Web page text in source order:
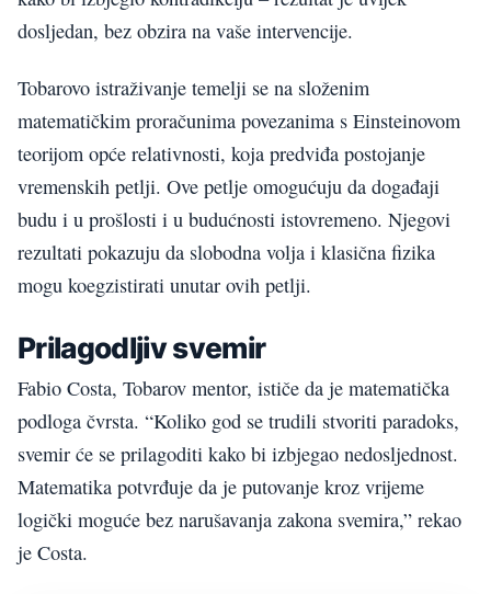
dosljedan, bez obzira na vaše intervencije.
Tobarovo istraživanje temelji se na složenim
matematičkim proračunima povezanima s Einsteinovom
teorijom opće relativnosti, koja predviđa postojanje
vremenskih petlji. Ove petlje omogućuju da događaji
budu i u prošlosti i u budućnosti istovremeno. Njegovi
rezultati pokazuju da slobodna volja i klasična fizika
mogu koegzistirati unutar ovih petlji.
Prilagodljiv svemir
Fabio Costa, Tobarov mentor, ističe da je matematička
podloga čvrsta. “Koliko god se trudili stvoriti paradoks,
svemir će se prilagoditi kako bi izbjegao nedosljednost.
Matematika potvrđuje da je putovanje kroz vrijeme
logički moguće bez narušavanja zakona svemira,” rekao
je Costa.